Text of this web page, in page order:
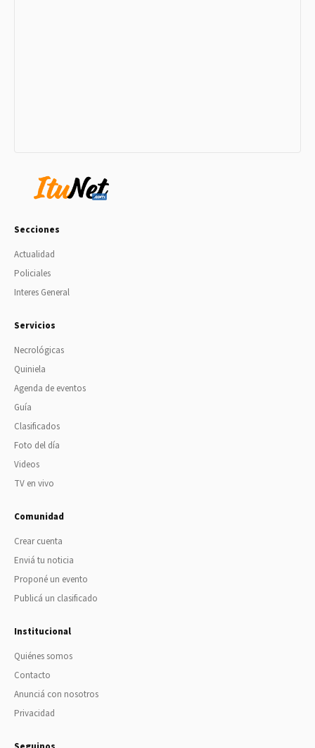
Secciones
Actualidad
Policiales
Interes General
Servicios
Necrológicas
Quiniela
Agenda de eventos
Guía
Clasificados
Foto del día
Videos
TV en vivo
Comunidad
Crear cuenta
Enviá tu noticia
Proponé un evento
Publicá un clasificado
Institucional
Quiénes somos
Contacto
Anunciá con nosotros
Privacidad